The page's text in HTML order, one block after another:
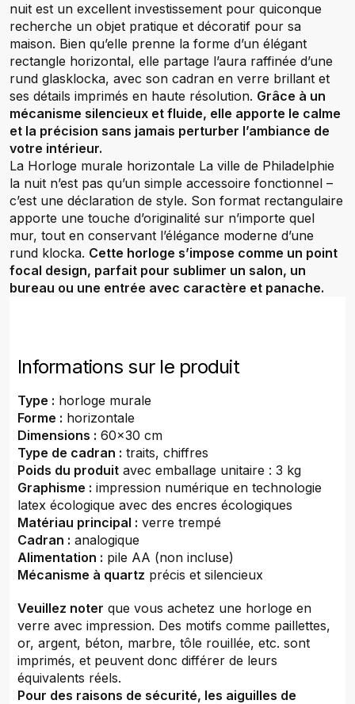
nuit est un excellent investissement pour quiconque
recherche un objet pratique et décoratif pour sa
maison. Bien qu’elle prenne la forme d’un élégant
rectangle horizontal, elle partage l’aura raffinée d’une
rund glasklocka, avec son cadran en verre brillant et
ses détails imprimés en haute résolution. Grâce à un
mécanisme silencieux et fluide, elle apporte le calme
et la précision sans jamais perturber l’ambiance de
votre intérieur.
La Horloge murale horizontale La ville de Philadelphie
la nuit n’est pas qu’un simple accessoire fonctionnel –
c’est une déclaration de style. Son format rectangulaire
apporte une touche d’originalité sur n’importe quel
mur, tout en conservant l’élégance moderne d’une
rund klocka. Cette horloge s’impose comme un point
focal design, parfait pour sublimer un salon, un
bureau ou une entrée avec caractère et panache.
Informations sur le produit
Type : horloge murale
Forme : horizontale
Dimensions : 60x30 cm
Type de cadran : traits, chiffres
Poids du produit avec emballage unitaire : 3 kg
Graphisme : impression numérique en technologie
latex écologique avec des encres écologiques
Matériau principal : verre trempé
Cadran : analogique
Alimentation : pile AA (non incluse)
Mécanisme à quartz précis et silencieux
Veuillez noter que vous achetez une horloge en
verre avec impression. Des motifs comme paillettes,
or, argent, béton, marbre, tôle rouillée, etc. sont
imprimés, et peuvent donc différer de leurs
équivalents réels.
Pour des raisons de sécurité, les aiguilles de